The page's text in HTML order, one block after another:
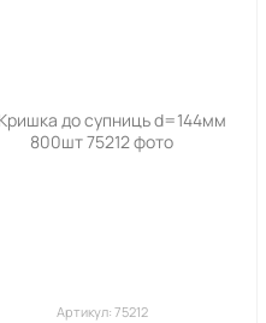
Артикул: 75212